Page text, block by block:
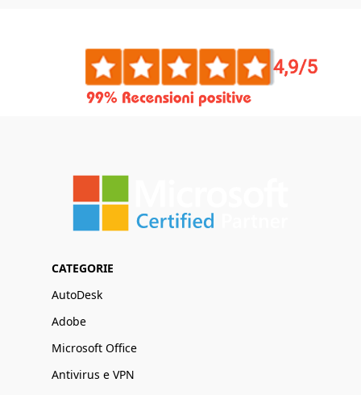
CATEGORIE
AutoDesk
Adobe
Microsoft Office
Antivirus e VPN